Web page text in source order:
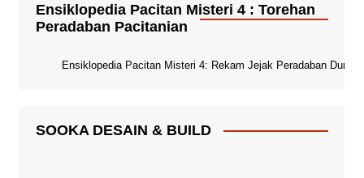
Ensiklopedia Pacitan Misteri 4 : Torehan
Peradaban Pacitanian
Ensiklopedia Pacitan Misteri 4: Rekam Jejak Peradaban Dunia
SOOKA DESAIN & BUILD